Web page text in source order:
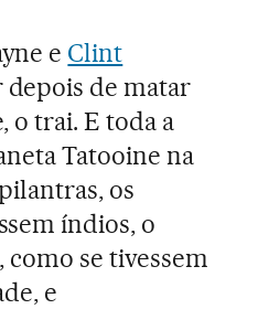
e Clint
depois de matar
o trai. E toda a
Tatooine na
os
índios, o
se tivessem
e